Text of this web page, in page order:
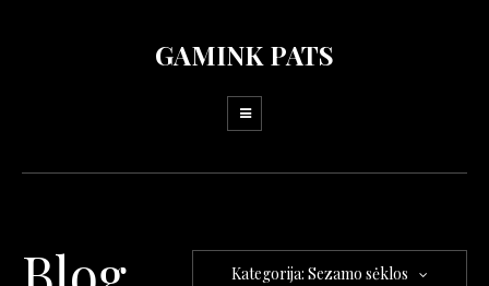
GAMINK PATS
Kategorija: Sezamo sėklos